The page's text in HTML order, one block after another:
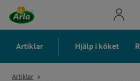
Artiklar Hjälp i köket
Artiklar